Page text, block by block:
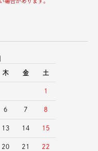
木 金 土
1
6 7 8
13 14 15
20 21 22